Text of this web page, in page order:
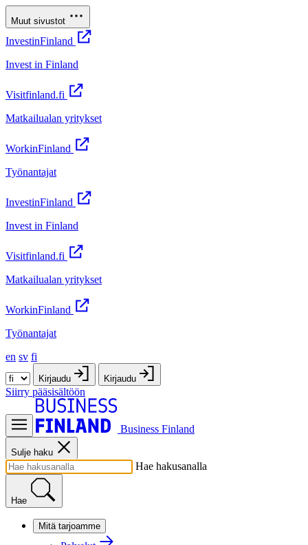
Muut sivustot
InvestinFinland
Invest in Finland
Visitfinland.fi
Matkailualan yritykset
WorkinFinland
Työnantajat
InvestinFinland
Invest in Finland
Visitfinland.fi
Matkailualan yritykset
WorkinFinland
Työnantajat
en sv fi
Kirjaudu Kirjaudu
Siirry pääsisältöön
Business Finland
Sulje haku
Hae hakusanalla
Hae
Mitä tarjoamme